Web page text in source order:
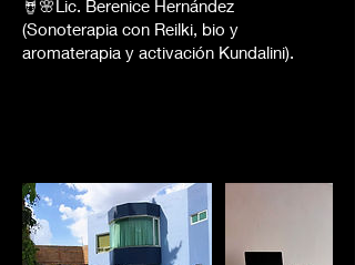
🪘🌸Lic. Berenice Hernández
(Sonoterapia con Reilki, bio y
aromaterapia y activación Kundalini).